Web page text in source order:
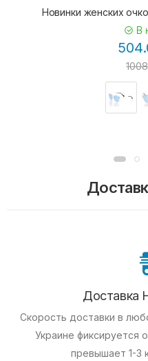
Новинки женских
В
Доставка
Скорость доставки в
Украине фиксируется
превышает 1-3